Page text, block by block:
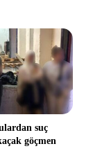
suç
göçmen